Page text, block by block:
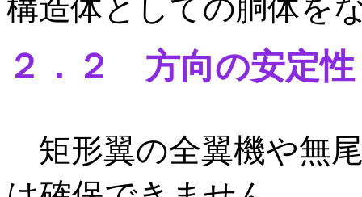
構造体としての胴体を
２．２ 方向の安定性
矩形翼の全翼機や無